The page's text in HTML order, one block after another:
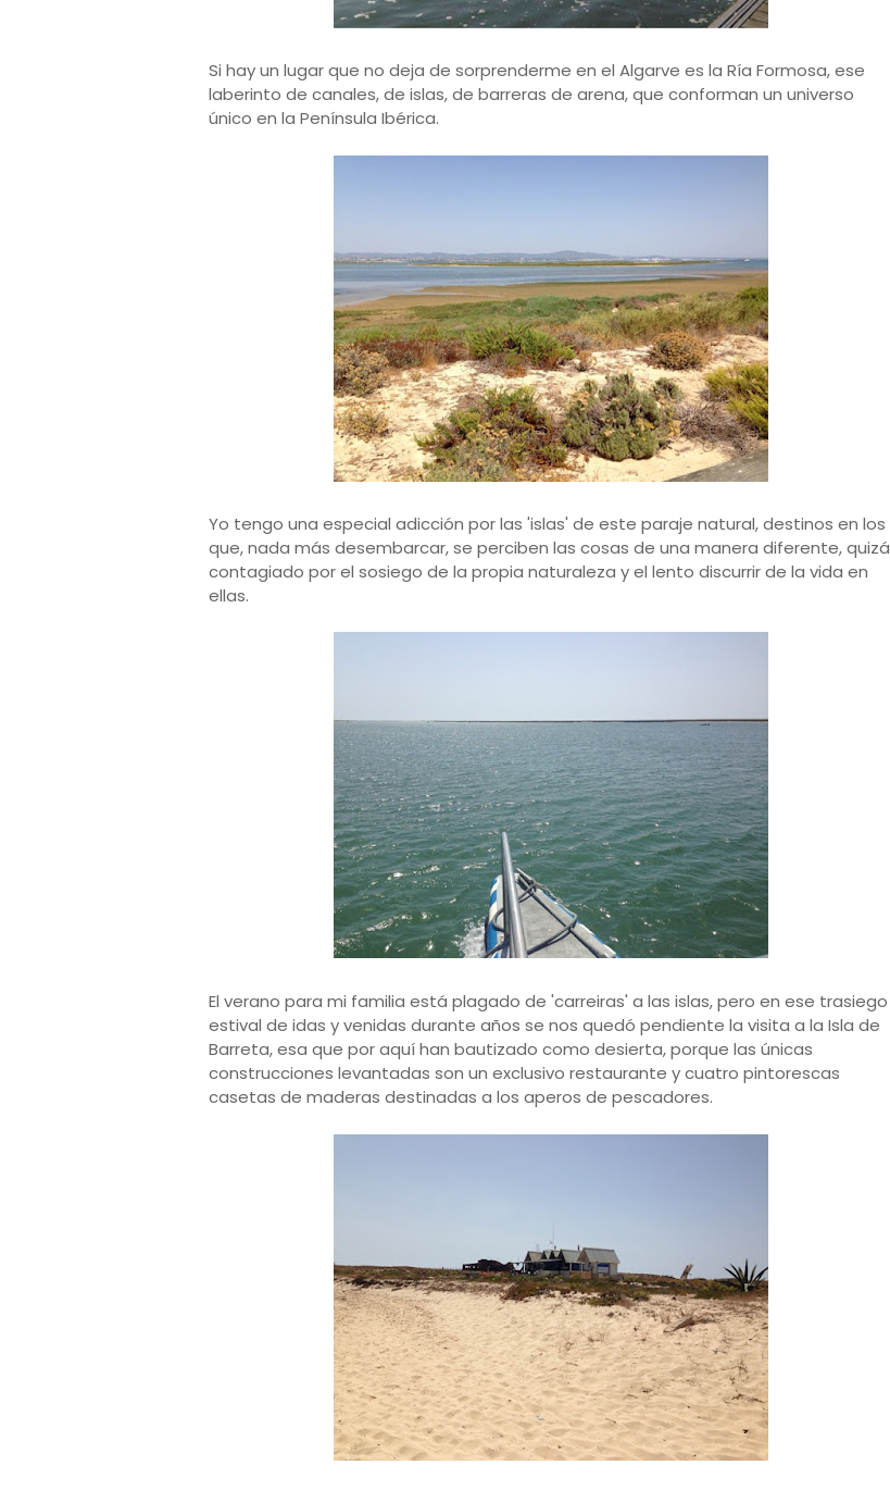
Si hay un lugar que no deja de sorprenderme en el Algarve es la Ría Formosa, ese
laberinto de canales, de islas, de barreras de arena, que conforman un universo
único en la Península Ibérica.
Yo tengo una especial adicción por las 'islas' de este paraje natural, destinos en los
que, nada más desembarcar, se perciben las cosas de una manera diferente, quizá
contagiado por el sosiego de la propia naturaleza y el lento discurrir de la vida en
ellas.
El verano para mi familia está plagado de 'carreiras' a las islas, pero en ese trasiego
estival de idas y venidas durante años se nos quedó pendiente la visita a la Isla de
Barreta, esa que por aquí han bautizado como desierta, porque las únicas
construcciones levantadas son un exclusivo restaurante y cuatro pintorescas
casetas de maderas destinadas a los aperos de pescadores.